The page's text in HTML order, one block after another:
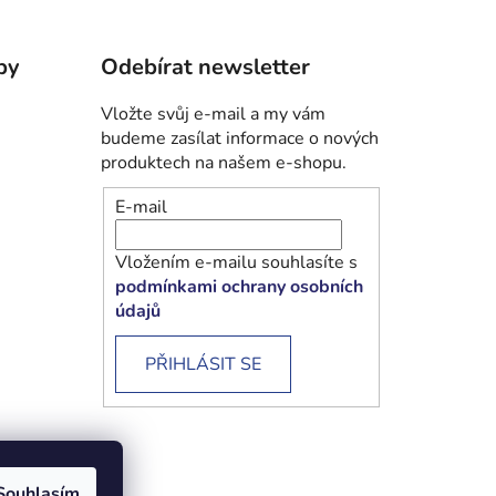
Odebírat newsletter
Vložte svůj e-mail a my vám
budeme zasílat informace o nových
produktech na našem e-shopu.
E-mail
Vložením e-mailu souhlasíte s
podmínkami ochrany osobních
údajů
PŘIHLÁSIT SE